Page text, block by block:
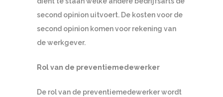
second opinion uitvoert. De kosten voor de
second opinion komen voor rekening van
de werkgever.
Rol van de preventiemedewerker
De rol van de preventiemedewerker wordt